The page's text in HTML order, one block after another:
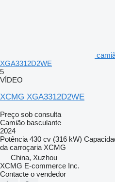
XGA3312D2WE
5
VÍDEO
XCMG XGA3312D2WE
Preço sob consulta
Camião basculante
2024
Potência 430 cv (316 kW)
da carroçaria XCMG
China, Xuzhou
XCMG E-commerce Inc.
Contacte o vendedor